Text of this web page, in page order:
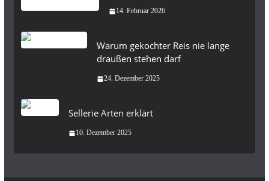
14. Februar 2026
Warum gekochter Reis nie lange
draußen stehen darf
24. Dezember 2025
Sellerie Arten erklärt
10. Dezember 2025